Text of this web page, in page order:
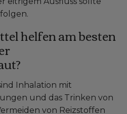
helfen am besten
Inhalation mit
und das Trinken von
von Reizstoffen